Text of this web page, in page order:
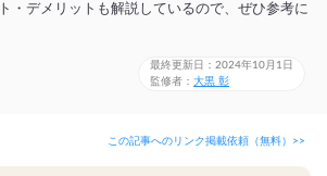
・デメリットも解説しているので、ぜひ参考に
最終更新日：2024年10月1日
監修者： 大黒 彰
この記事へのリンク掲載依頼（無料）>>